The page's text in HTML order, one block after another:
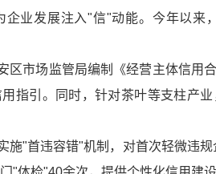
业发展注入"信"动能。今年以
区市场监管局编制《经营主体信
指引。同时，针对茶叶等支柱产
施"首违容错"机制，对首次轻微违